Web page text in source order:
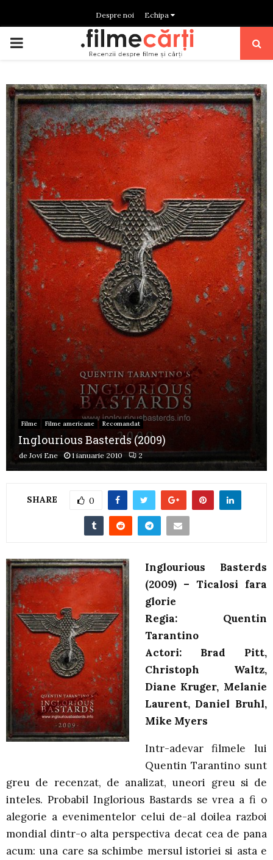
Despre noi Echipa
PRIMARY
Filme Filme americane Recomandat
Inglourious Basterds (2009)
deJovi Ene 1 ianuarie 2010 2
SHARE 0
Inglourious Basterds
(2009) – Ticalosi fara
glorie
Regia: Quentin
Tarantino
Actori: Brad Pitt,
Christoph Waltz,
Diane Kruger, Melanie
Laurent, Daniel Bruhl,
Mike Myers
Intr-adevar filmele lui
Quentin Tarantino sunt
greu de recenzat, de analizat, uneori greu si de
inteles. Probabil Inglorious Bastards se vrea a fi o
alegorie a evenimentelor celui de-al doilea razboi
mondial dintr-o alta perspectiva decat cea de pana
acum: una care sa schimbe mersul istoriei si asta e